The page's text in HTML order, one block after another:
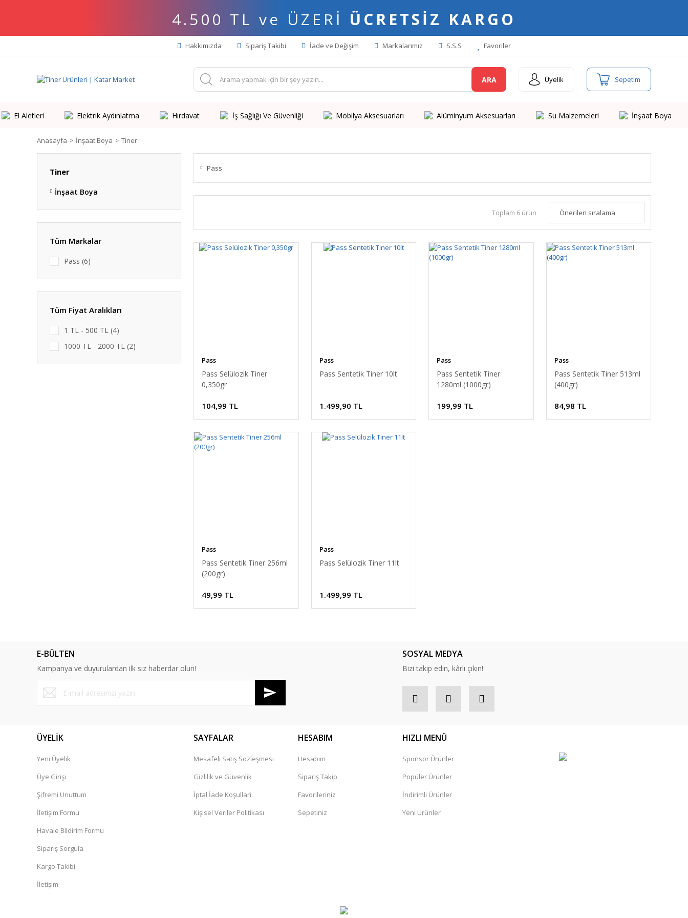
4.500 TL ve ÜZERİ ÜCRETSİZ KARGO
Hakkımızda Sipariş Takibi İade ve Değişim Markalarımız S.S.S Favoriler
ARA Üyelik Sepetim
El Aletleri Elektrik Aydınlatma Hırdavat İş Sağlığı Ve Güvenliği Mobilya Aksesuarları Alüminyum Aksesuarları Su Malzemeleri İnşaat Boya
Anasayfa İnşaat Boya Tiner
Tiner
İnşaat Boya
Tüm Markalar
Pass (6)
Tüm Fiyat Aralıkları
1 TL - 500 TL (4)
1000 TL - 2000 TL (2)
Pass
Toplam 6 ürün
Pass
Pass Selülozik Tiner
0,350gr
104,99 TL
Pass
Pass Sentetik Tiner 10lt
1.499,90 TL
Pass
Pass Sentetik Tiner
1280ml (1000gr)
199,99 TL
Pass
Pass Sentetik Tiner 513ml
(400gr)
84,98 TL
Pass
Pass Sentetik Tiner 256ml
(200gr)
49,99 TL
Pass
Pass Selülozik Tiner 11lt
1.499,99 TL
E-BÜLTEN
Kampanya ve duyurulardan ilk siz haberdar olun!
SOSYAL MEDYA
Bizi takip edin, kârlı çıkın!
ÜYELİK
Yeni Üyelik
Üye Girişi
Şifremi Unuttum
İletişim Formu
Havale Bildirim Formu
Sipariş Sorgula
Kargo Takibi
İletişim
SAYFALAR
Mesafeli Satış Sözleşmesi
Gizlilik ve Güvenlik
İptal İade Koşullari
Kişisel Veriler Politikası
HESABIM
Hesabım
Sipariş Takip
Favorileriniz
Sepetiniz
HIZLI MENÜ
Sponsor Ürünler
Popüler Ürünler
İndirimli Ürünler
Yeni Ürünler